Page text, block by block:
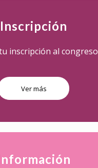
Inscripción
inscripción al congreso
Ver más